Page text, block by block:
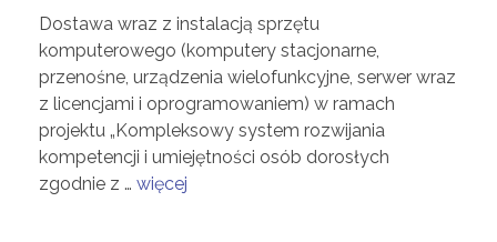
Dostawa wraz z instalacją sprzętu
komputerowego (komputery stacjonarne,
przenośne, urządzenia wielofunkcyjne, serwer wraz
z licencjami i oprogramowaniem) w ramach
projektu „Kompleksowy system rozwijania
kompetencji i umiejętności osób dorosłych
zgodnie z … więcej